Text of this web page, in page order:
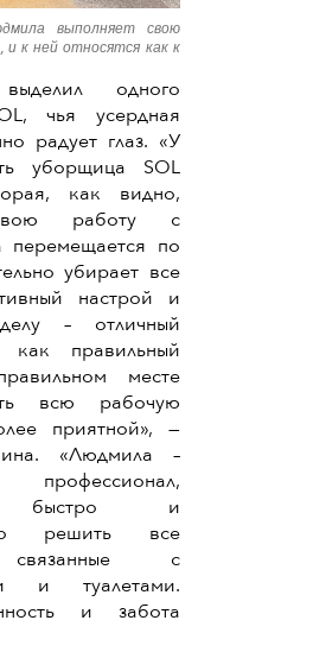
выполняет свою
к ней относятся как к
одного
чья усердная
радует глаз. «У
уборщица SOL
как видно,
работу с
перемещается по
убирает все
настрой и
– отличный
как правильный
месте
всю рабочую
приятной», —
«Людмила –
быстро и
решить все
связанные с
и туалетами.
и забота